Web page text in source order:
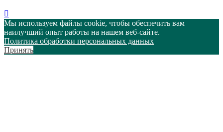
Мы используем файлы cookie, чтобы обеспечить вам
наилучший опыт работы на нашем веб-сайте.
Политика обработки персональных данных
Принять